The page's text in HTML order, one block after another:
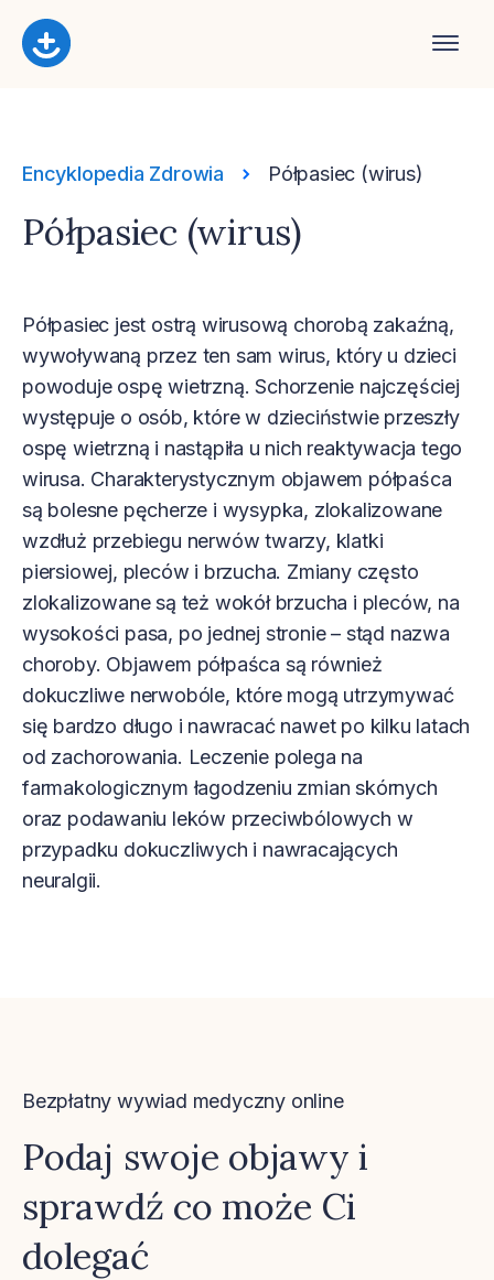
Encyklopedia Zdrowia Półpasiec (wirus)
Półpasiec (wirus)
Półpasiec jest ostrą wirusową chorobą zakaźną,
wywoływaną przez ten sam wirus, który u dzieci
powoduje ospę wietrzną. Schorzenie najczęściej
występuje o osób, które w dzieciństwie przeszły
ospę wietrzną i nastąpiła u nich reaktywacja tego
wirusa. Charakterystycznym objawem półpaśca
są bolesne pęcherze i wysypka, zlokalizowane
wzdłuż przebiegu nerwów twarzy, klatki
piersiowej, pleców i brzucha. Zmiany często
zlokalizowane są też wokół brzucha i pleców, na
wysokości pasa, po jednej stronie – stąd nazwa
choroby. Objawem półpaśca są również
dokuczliwe nerwobóle, które mogą utrzymywać
się bardzo długo i nawracać nawet po kilku latach
od zachorowania. Leczenie polega na
farmakologicznym łagodzeniu zmian skórnych
oraz podawaniu leków przeciwbólowych w
przypadku dokuczliwych i nawracających
neuralgii.
Bezpłatny wywiad medyczny online
Podaj swoje objawy i
sprawdź co może Ci
dolegać